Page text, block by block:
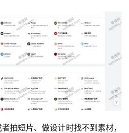
拍短片、做设计时找不到素材，